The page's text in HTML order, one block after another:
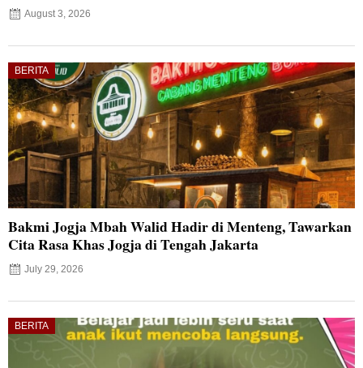
August 3, 2026
BERITA
Bakmi Jogja Mbah Walid Hadir di Menteng, Tawarkan
Cita Rasa Khas Jogja di Tengah Jakarta
July 29, 2026
BERITA